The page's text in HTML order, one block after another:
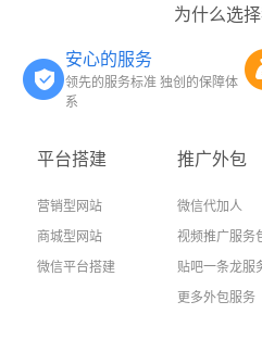
为什么选择
安心的服务
领先的服务标准 独创的保障体
系
平台搭建
营销型网站
商城型网站
微信平台搭建
推广外包
微信代加人
视频推广服务
贴吧一条龙服
更多外包服务